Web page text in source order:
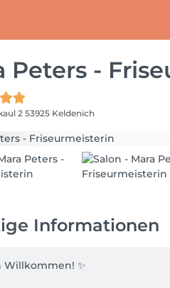
Peters -
2 53925 Keldenich
Informationen
Willkommen! ✨